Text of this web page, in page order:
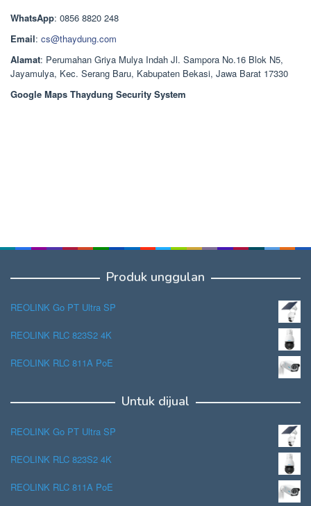
Rp1.378.000.
WhatsApp: 0856 8820 248
Email: cs@thaydung.com
Alamat: Perumahan Griya Mulya Indah Jl. Sampora No.16 Blok N5,
Jayamulya, Kec. Serang Baru, Kabupaten Bekasi, Jawa Barat 17330
Google Maps Thaydung Security System
Produk unggulan
REOLINK Go PT Ultra SP
REOLINK RLC 823S2 4K
REOLINK RLC 811A PoE
Untuk dijual
REOLINK Go PT Ultra SP
REOLINK RLC 823S2 4K
REOLINK RLC 811A PoE